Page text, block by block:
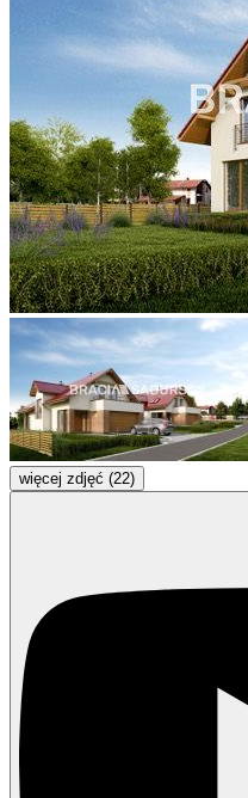
więcej zdjęć (22)